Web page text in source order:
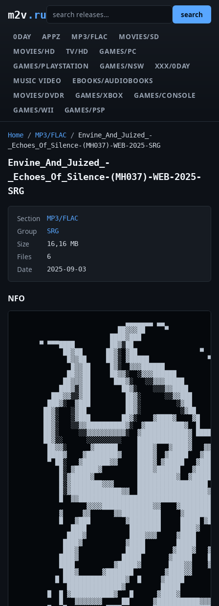
m2v.ru search
0DAY APPZ MP3/FLAC
MOVIES/SD
MOVIES/HD
TV/HD
GAMES/PC
GAMES/PLAYSTATION
GAMES/NSW
XXX/0DAY
MUSIC VIDEO
EBOOKS/AUDIOBOOKS
MOVIES/DVDR
GAMES/XBOX
GAMES/CONSOLE
GAMES/WII
GAMES/PSP
Home / MP3/FLAC / Envine_And_Juized_-
_Echoes_Of_Silence-(MH037)-WEB-2025-SRG
Envine_And_Juized_-
_Echoes_Of_Silence-(MH037)-WEB-2025-
SRG
Section MP3/FLAC
Group SRG
Size 16,16 MB
Files 6
Date 2025-09-03
NFO
                            ▄▄▄▄▄▄▄ ▄▄
                          ██▓▓▓██     ▀
                        ████▓███
      ▀ ▀▀▀████         ██▓░██
            ██▓██      ██▓░ ▓██                ▀
             █▓▓██     ██▓░ ▓█████               ▀▀████
              █▓▓██     █▓░  ▓▓▓██████              ██▓███
             ██▓▓██     ██▓▓░  ░▓▓▓██████            █▓░▓███
            ██▓▓▓██      ███▓░   ░░▓▓▓█████           █▓░▓▓██
           ███▓░▓██        ██▓░    ░░░▓▓████          ██░ ░▓▓██
         ███▓▓░░▓██         ██▓░      ░░▓▓███          █▓  ░░▓██
        ███▓░  ▓███         ██▓░         ░▓██         ██▓    ░▓██
       ██▓░   ░▓██          ██▓░          ░▓██        █▓░     ░▓█
       ██▓░   ░▓███        ██▓░    ▓████▓    ▓█      ██▓░     ░▓██
       ██▓░   ░░▓▓██████████▓░  ▓██████████▓  █   ████▓░       ░▓█
       ██▓░     ░░▓▓▓▓▓▓▓▓▓▓░  ▓████████████▓ ████    ████     ░▓█
       ██▓░░      ░░░░░░░░░    █████████████▓      ▓▓███████▓  ░▓█
        ██▓▓░      ▓██████     ████▓   ▓████▓   ▓▓███████████  ░▓█
        ████▓    ▓████████▓    ████▓  ▓█████   ▓█████████████  ░▓█
        ▀ ██░   ▓███████▓▓     ████▓ ▓█████   ▓█████▓▓         ██
           █░ ▓██████▓         ████▓██████   ▓█████▓        ▓▓ █S
           █░▓█████▓           ██████████▓  ▓█████ ▓█████████▓ █C
           █░▓████████▓▓▓      ██████████████████  ███████████ █H
           █░▓█████████████▓▓  ██████████████████▓ ███████████ █A
           █  ▓▓███████████████████████████████████▓▓▓▓▓▓█████ █T
                  ▓▓▓▓█████████████▓▓    ▓████████████████████ ▓T
           ▓     ▓▓      ▓▓██████████     ▓███████████████████ █E
           █   ▓███         ▓████████     █████ ▓█████████████ █N
              ████           ████████     ████▓    █████  ████ █
             ████▓           ████▓▓▓     ▓████            ████
            ████▓           ▓████        █████     █      ████ █
            ███▓            █████       ▓████▓   ▓██▓     ████ █
           ████▓           █████       ▓█████    █████    ▓███ █           █
           ████          ▓█████▓       ████▓▓    ▓████▓   ▓███
            ███▓      ▓███████        ▓████▓▓     ▓████    ███ █           █
          █ ████████████████▓  █     ▓█████       ▓████▓   ▓██         █████
             ██████████████▓         █████         █████    █▓      ████▓▓█
        █  █ ▓███████████▓   █      ▓████▓         ▓████▓          ██▓▓░░█
           █   ▓▓▓▓▓▓▓     ██      ▓███████████▓▓▓▓▓████▓          █▓░░ ██
        █   █          ████        ██████████████████████         █▓░  ▓█
      ███    ██████████           ▓██████████████████████▓        █▓░  ▓█
    ███       ████   ██           ████████▓▓▓▓▓▓██████████        █▓░  ▓██
   ██▓█        █▓    ▓█            ▓▓▓             ▓▓████         █▓░  ░▓█
   █▓░█        █▓    ▓▓                   ████                     █▓░ ░▓█
  █▓░ ██       ░▓     ▓                   ████                     █▓░  ░██
  █▓░ ▓█        ░     ░                     ███    █              ██▓░  ░▓█
  █▓░ ▓██                           █         ███░   ███         ██▓░   ░▓██
  █▓░ ░▓██            ░         ██            ▒▒█▒▒   ░███     ███▓░     ░▓█
  █▓░  ░▓██                ████░        ▒▒▒▒▒▒▒▒███░    ░███████▓▓░      ░▓█
  █▓░   ░▓███      █████████        ▒▒▒▒▒▒▒▒▒▒▒███████    ░░░░░░░░       ░▓█
  ██▓░   ░▓▓▓███████░░░             ▒▒▒▒▒▒▒▒▒▒▒█████████                 ░▓██
   ██▓░   ░░░▓▓▓▓▓▓      ████████████████▒▒▒▒▒▒▒█████▒▒██                 ░▓█
    █▓░      ░░░░   ████████▓████████████████▒▒▒▒▒▒▒▒▒▒▒████              ░▓█
    █▓░           █████▓▓▓▓▓▓████████████████████▒▒▒▒▒▓▓▓▓████            ░▓█
    █▓░          ████▓▓▓▓▓▓▒███████████████████ █▒▒▒▒▒▒▓▓▓▓▓ ███        ░░▓██
  ███▓░       ░████▓▓▓▓▒▒▒▒▒▒████████████████  ████▒▒▒▒▒▒▒▒▓▓  ██      ░▓▓██
 ██▓░    ▒▒▓▓░█████▓▓▓▓▒▒▒▒▒░███████████████  ██████░▒▒▒▒▒▒▒▓▓  ██    ░▓██
     ▒▒██▒▒░░████████████░░░░███████████    █████████░▒▒▒▒▒▒▓▓▒▒ ██   ░▓█
█ ▓▓▒▒████▓░████████████████░░█████████  █████████████▒▓▓▓▓▓▓▓▒▒▒▒██   ░█
 ▒▓▒▒███▓▓▓███████████████████▒▒▒░▒▒▒█████████████████░▒▓▓▓▓▓▓▓▒▒▒██     ▄
 ▓▓▓███▓▓░░█████████████████▒▒▒▒▒░▒▒▒▒▒████████████████░▓▓▓▓▓▓▓▒▒▒▒██▄▄▄▄▀
 ▓▓▓▒▒▓▓▓░░████████████████▒▒▒▒▒▒▒▒▒▒▒▒▒███████████████░▒▓▓▓▓▓▒▒▒▒▒████
 ▓▓▓▓▓▓▓▓░░█████████████████▒▒▒▒▒▒▒▒▒▒▒████████████████░▒▒▒▓▓▓▒▒▒▒▒▒███▒
 ▓▓▓▓▓▓▓▓░░███████████████  ██▒▒▒▒▒▒▒██░░░░████████████░▒▒▒▒▓▓▒▒▒▒▒▒▒█████
 ▓▓▓▓▓▓▓░░░████████████    ██████████░░░░░▒▒▒▒▒▓▓▓▓▓▓██░░▒▒▒▒▓▓▒▒▒▒▒▒█████▒
▒▓▓▓▓▓▓▓░░░██████████   ██████████████▒▒▒▒▒▒▒▒▓▓▓▓▓▓▓██░░▒▒▒▒▓▓▒▒▒▒▒▒▒█████
▒▓▓▓▓▓▓▓░░░░████████  ████████████████▒▒▒▒▒▒▒▒▓▓▓▓▓▓███░░░▒▒▓▓▓▓▒▒▒▒▒▒▒███▒▒▒
▒▓▓▓▓▓▓▒░░░░█████    ██████████████████▒▒▒▒▒▒▒▓▓▓▓▓████░░░▒▒▓▓▓▓▓▒▒▒▒▒▒▒▒▒▒▒▒▒
 ▒▓▓▓▓▓▓▒░░░░████ █████████████████████▓▓▓▓▓▓▓▓▓▓▓████░░░░▒▒▒▓▓▒▒▒▒▒▒▒▒▒▒▒▒██▓█
  ▒▓▓▓▓▒▒░░░░░█████████████████████████▓▓▓▓▓▓▓▓▓▓████░░░░░▒▒▒▒▒▓▒▒▒▒▒▒▒▒██▓▓███
  ▒▒▓▓▒▒▒░░░░░░░███████████████████████▓▓▓▓▓▓▓▓▓████░░░░░▒▒▒▒▒▒▓▒▒▒▒▒███▓██████
  ▓▒▒▓▒▒▒░░░░░░░░████████████████████████▓▓▓▓██████░░░░░░▒▒▒▒▓▒▓▓▓▒██▓▓████████
  ▒▒▒▓▓▒▒▒░░░░░░░░███████████████████████████████░░░░░░░▒▒▒▒▒▓▓▓▓▓▓▓███████████
   ▒▒▒▓▓▒▒▒░░░░░░░░░███████████████████████████░░░░░░░░▒▒▒▒▒▒▒██▓▓█████████████
   ▒▒▒▒▓▒▒▒░░░░░░░░░░░██████████████████████░░░░░░░░░▒▒▒▒▒▒▒▒▒▒█████████████
 ░ ▓▒▒▒▓▓▒▒▒░░░░░░░░░░░░░░░░████████████░░░░░░░░░░░░▒▒▒▒▒▒▒▒▒████████████████
    ▒▒▒▒▓▒▒▒▓░░░░░░░░░░░░░░░░░░░░░░░░░░░░░░░░░░░░░░▒▒▒▒▒▒▒▒█████████████████
 █   ▒▒▒▒▒▒▒▓▓▓░░░░░░░░░░░░░░░░░░░░░░░░░░░░░░░░░░▒▒▒▒▒▒▒▒████▓████████████
  ░  ▒▒▒▒▒▒▒▒▓▓▓░░░░░░░░░░░░░░░░░░░░░░░░░░░░░▒▒▒▒▒▒▒▒▒████▓▓████████████▓
  █  ▓▒▒▒▒▒▒▒▒▓▓▓▓░░░░░░░░░░░░░░░░░░░░░░░░░▒▒▒▒▒▒▒▒▒████▓▓▓███████████
  ██  ▒▒▒▒▒▒▒▒▒▓▓▒▒▒▒▒▒░░░░░░░░░░░░░░░░░░░▒▒▒▒▒▒▒▓████▓▓▓███████   ▓▓▓
   █   ▒▒▒▒▒▒▒▒▒▒████▒▒▒▒▒░░░░░░░░░░░░▒▒▒▒▒▒▒▒▓▓▓▓▓▓▓▓▓███████
   █░  ▒▒▒▒▒▒▒▒▒█████████▒▒▒▒▒▒▒▒▒▒▒▒▒▒▒▒▒▒▓▓▓▓▓▓▓▓▓▓██████▓   ████ █
    █░  ▒▒▒▒▒▒▒███████████▒▒▒▒▒▒▒▒▒▒▒▒▒▒▓▓▓▓▓▓▓▓▓▓███████▓   ███
    █░  ▒▒▒▒▒▒▒████████████▒▒▒▒▒▒▒▒▒▒▒▓▓▓▓▓▓▓▓▓▓███████     ██
    ██░ ▓▒▒▒▒▒▒▒███████████▒▒▒▒▒▒▒▒▓▓▓▓▓▓▓▓▓▓███████▓    ░▓██
     █░▓▒▒▒▒▒▒▒▒██████████▒▒▒▒▒▒▓▓▓▓▓▓▓▓▓▓███████         ░▓█             ███
 █   █░ ▓▒▒▒▒▒▒▒▒▒████████▒▒▒▒▒▒▓▓▓▓▓▓▓▓▓███████          ░▓████      ██████
 █   ██░ ▒▒▒▒▒▒▒▒▒▒▒▒████▒▒▒▒▒▓▓▓▓▓▓▓▓▓██████▓▓            ░▓▓▓████████▓▓██
 ███  ██ ▒▒▒▒▒▒▒▒▒▒▒▒▒▒▒▒▒▒▒▓▓▓▓▓▓▓▓▓▓█████▓                ░░░▓▓▓▓▓▓▓░░▓█
 █▓████▓ ▒▒▒▒▒▒▒▒▒▒▒▒▒▒▒▓▓▓▓▓▓▓▓▓▓▓▓▓████▓                     ░░░░░░░ ▓██
 █▓░██▓░ ▓▒▒▒▒▒▒▒▒▒▒▒▓▓▓▓▓▓▓▓▓▓▓▓▓▓███▓                               ▓██
 ██░      ▓▒▒▒▒▒▒▒▒▓▓▓▓▓▓▓▓▓▓▓▓▓▓▓██▓        ░░░░░░░░          ░░░░░░▓██
  █▓░░    ▓▓▒▒▒▒▒▒▒▓▓▓▓▓▓▓▓▓▓▓▓▓▓█        ░░░▓▓▓▓▓▓▓▓░░░░░░░░░░▓▓▓▓▓██
   █▓▓░     █▒▒▒▒▒▒▓▓▓▓▓▓▓▓▓▓▓███        ░▓▓▓████████▓▓▓▓▓▓▓▓▓▓██████
    ██▓░░   ██▒▒▒▒▒▓▓▓▓▓▓▓▓▓████     ░░░░▓███       ████████████
     ██▓▓░░ ▓██▓▒▒▒▓▓▓▓▓▓██████     ░▓▓▓▓██
       ███▓   ██▓▒▒▓▓▓▓█████▓     ░░█████
         ███▓  ██▒▓▓██████      ░░███
           ██   ████████       ░███
             █░  ████▓      ░███
               █  ▓        ░▓█
               █▓           ▓█
               █▓           ░▓█
              ██▓            ░▓███
            ███▓░             ░▓▓███
           ██▓▓░               ░░▓▓███████
    ████████▓░░                   ░░▓▓▓▓▓▓████████████
  ███▓▓▓▓▓▓▓░                       ░░░░░░▓▓▓▓▓▓▓▓▓▓▓▓███████████████
 ██▓▓░░░░░░░                              ░░░░░░░░░░░░▓▓▓▓▓▓▓▓▓▓▓▓▓▓▓███
 █▓░░         SAMPLERRELEASEGROUP                     ░░░░░░░░░░░░░░░░▓▓██
 █▓                presents                                           ░░▓█
 █░                                                                     ░█
 █                                                                       █


       RLS NAME   : Envine & Juized - Echoes Of Silence

       RIP DATE   : 03-09-2025
       ARTiST     : Envine & Juized
       TITLE      : Echoes Of Silence
       LABEL      : Melodic Hardstyle
       CAT.NUMBER : MH037
       QUALITY    : 320 kbps / 44.1 kHz / Full Stereo
       SiZE       : 16.67 MB

       GENRE      : Techno
       TRACKS     : 2
       SOURCE     : WEB
       URL        :

 █                                                                       █
 ██                                                                     ██
 ▓██                                                                   ██▓
 ░▓███         ██  ██   ██   ██  █ █  ██                              ██▓░
  ░▓▓███████ ███░ █░░█ █░░█ █░░▀ █ █ █░░  █████████████████████████████▓░
   ░░▓▓▓▓▓▓█ ░░█  ███░ ████ █    ██░ ░██  █▓▓▓▓▓▓▓▓▓▓▓▓▓▓▓▓▓▓▓▓▓▓▓▓▓▓▓▓░
     ░░░░░░█   █  █░░█ █░░█ ░██▀ █░█ ▄▄▄█ █▓░░░░░░░░░░░░░░░░░░░░░░░░░░░
          ░█▄  ░  ░  ░ ░  ░  ░░  ░ ░ ░░░░▄█▓
          ░▓█                            █▓░
           ░▓█   TRACKLiST              █▓░
            ░█                          █░
            █                            █
           █▓                            ▓█
         ███░                            ░█████████████████████████████
     ████▓▓▓                              ▓▓▓▓▓▓▓▓▓▓▓▓▓▓▓▓▓▓▓▓▓▓▓▓▓▓▓▓███
   ███▓▓▓░░░                              ░░░░░░░░░░░░░░░░░░░░░░░░░░░░▓▓████
  ██▓▓░░░                                                             ░░▓▓▓██
  █▓░░                                                                  ░░░▓█
  █░   TRACKNAME  :                                                 TiME:  ░█

   01. Echoes Of Silence                                             3:13
   02. Echoes Of Silence (Extended Mix)                              3:43


       NOTES  :

   https://www.deezer.com/album/796218171/

  █                                                                         █
  █                                                                         █
  ██                                                                       ██
  ▓███                                                                   ███▓
  ░▓▓████                                                             ████▓░
   ░░▓▓▓▓████████         ████████████████████████████████████████████▓▓▓▓░
     ░░░░▓▓▓▓▓▓▓█         █▓▓▓▓▓▓▓▓▓▓▓▓▓▓▓▓▓▓▓▓▓▓▓